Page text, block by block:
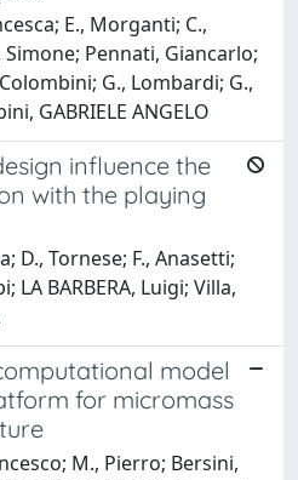
E., Morganti; C.,
Simone; Pennati, Giancarlo;
G., Lombardi; G.,
GABRIELE ANGELO
influence the
with the playing
D., Tornese; F., Anasetti;
LA BARBERA, Luigi; Villa,
model
for micromass
M., Pierro; Bersini,